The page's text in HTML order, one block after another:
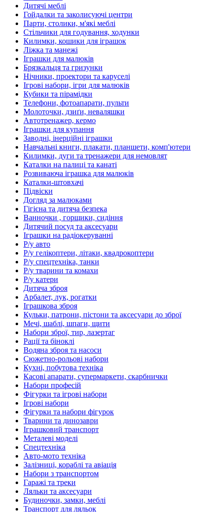
Дитячі меблі
Гойдалки та заколисуючі центри
Парти, столики, м'які меблі
Стільчики для годування, ходунки
Килимки, кошики для іграшок
Ліжка та манежі
Іграшки для малюків
Брязкальця та гризунки
Нічники, проектори та каруселі
Ігрові набори, ігри для малюків
Кубики та пірамідки
Телефони, фотоапарати, пульти
Молоточки, дзиґи, неваляшки
Автотренажер, кермо
Іграшки для купання
Заводні, інерційні іграшки
Навчальні книги, плакати, планшети, комп'ютери
Килимки, дуги та тренажери для немовлят
Каталки на палиці та канаті
Розвиваюча іграшка для малюків
Каталки-штовхачі
Підвіски
Догляд за малюками
Гігієна та дитяча безпека
Ванночки , горщики, сидіння
Дитячий посуд та аксесуари
Іграшки на радіокеруванні
Р/у авто
Р/у гелікоптери, літаки, квадрокоптери
Р/у спецтехніка, танки
Р/у тварини та комахи
Р/у катери
Дитяча зброя
Арбалет, лук, рогатки
Іграшкова зброя
Кульки, патрони, пістони та аксесуари до зброї
Мечі, шаблі, шпаги, щити
Набори зброї, тир, лазертаг
Рації та біноклі
Водяна зброя та насоси
Сюжетно-рольові набори
Кухні, побутова техніка
Касові апарати, супермаркети, скарбнички
Набори професій
Фігурки та ігрові набори
Ігрові набори
Фігурки та набори фігурок
Тварини та динозаври
Іграшковий транспорт
Металеві моделі
Спецтехніка
Авто-мото техніка
Залізниці, кораблі та авіація
Набори з транспортом
Гаражі та треки
Ляльки та аксесуари
Будиночки, замки, меблі
Транспорт для ляльок